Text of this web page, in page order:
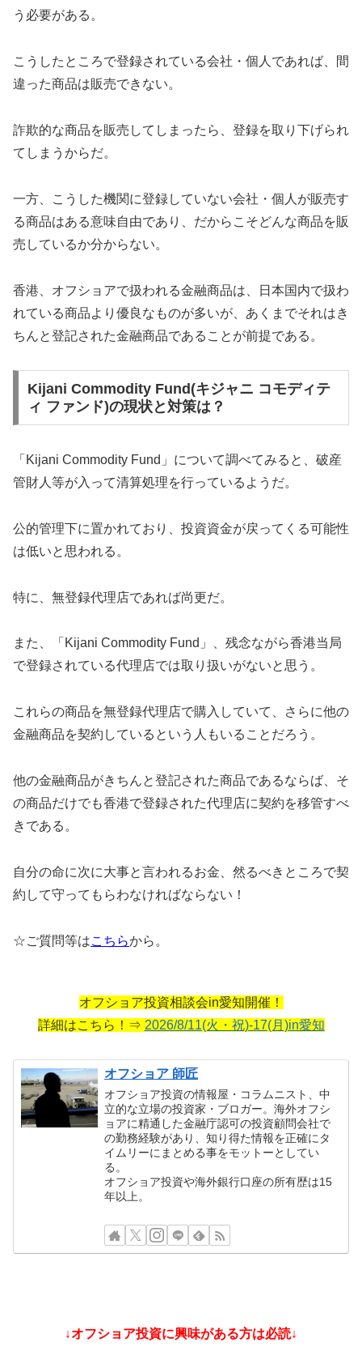
う必要がある。
こうしたところで登録されている会社・個人であれば、間
違った商品は販売できない。
詐欺的な商品を販売してしまったら、登録を取り下げられ
てしまうからだ。
一方、こうした機関に登録していない会社・個人が販売す
る商品はある意味自由であり、だからこそどんな商品を販
売しているか分からない。
香港、オフショアで扱われる金融商品は、日本国内で扱わ
れている商品より優良なものが多いが、あくまでそれはき
ちんと登記された金融商品であることが前提である。
Kijani Commodity Fund(キジャニ コモディテ
ィ ファンド)の現状と対策は？
「Kijani Commodity Fund」について調べてみると、破産
管財人等が入って清算処理を行っているようだ。
公的管理下に置かれており、投資資金が戻ってくる可能性
は低いと思われる。
特に、無登録代理店であれば尚更だ。
また、「Kijani Commodity Fund」、残念ながら香港当局
で登録されている代理店では取り扱いがないと思う。
これらの商品を無登録代理店で購入していて、さらに他の
金融商品を契約しているという人もいることだろう。
他の金融商品がきちんと登記された商品であるならば、そ
の商品だけでも香港で登録された代理店に契約を移管すべ
きである。
自分の命に次に大事と言われるお金、然るべきところで契
約して守ってもらわなければならない！
☆ご質問等はこちらから。
オフショア投資相談会in愛知開催！
詳細はこちら！⇒ 2026/8/11(火・祝)-17(月)in愛知
オフショア 師匠
オフショア投資の情報屋・コラムニスト、中
立的な立場の投資家・ブロガー。海外オフシ
ョアに精通した金融庁認可の投資顧問会社で
の勤務経験があり、知り得た情報を正確にタ
イムリーにまとめる事をモットーとしてい
る。
オフショア投資や海外銀行口座の所有歴は15
年以上。
↓オフショア投資に興味がある方は必読↓